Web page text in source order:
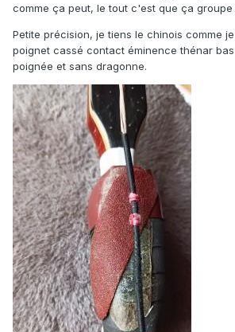
comme ça peut, le tout c'est que ça groupe
Petite précision, je tiens le chinois comme
poignet cassé contact éminence thénar
poignée et sans dragonne.